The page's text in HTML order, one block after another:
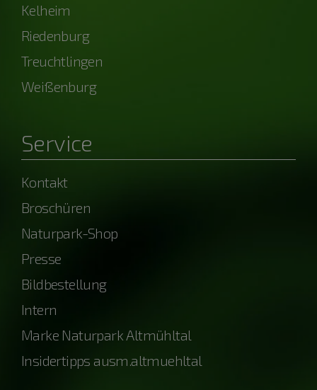
Kelheim
Riedenburg
Treuchtlingen
Weißenburg
Service
Kontakt
Broschüren
Naturpark-Shop
Presse
Bildbestellung
Intern
Marke Naturpark Altmühltal
Insidertipps ausm.altmuehltal